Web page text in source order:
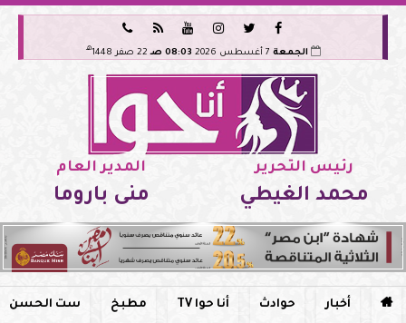






الجمعة 08:03 صـ 22 صفر 1448 هـ
رئيس التحرير
محمد الغيطي
المدير العام
منى باروما
 أخبار حوادث أنا حوا TV مطبخ ست الحسن